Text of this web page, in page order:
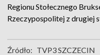
Regionu Stołecznego
Rzeczypospolitej z drugiej
Źródło: TVP3 SZCZECIN